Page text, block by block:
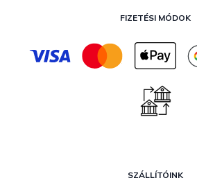
FIZETÉSI MÓDOK
SZÁLLÍTÓINK